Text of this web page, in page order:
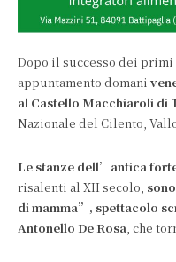
Dopo il successo dei
appuntamento domani
al Castello Macchiaroli di
Nazionale del Cilento,
Le stanze dell’antica
risalenti al XII secolo,
di mamma”, spettacolo
Antonello De Rosa, che